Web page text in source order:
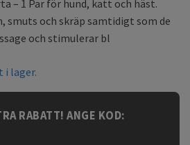
– 1 Par för hund, katt och häst.
smuts och skräp samtidigt som de
och stimulerar bl
i lager.
RABATT! ANGE KOD: